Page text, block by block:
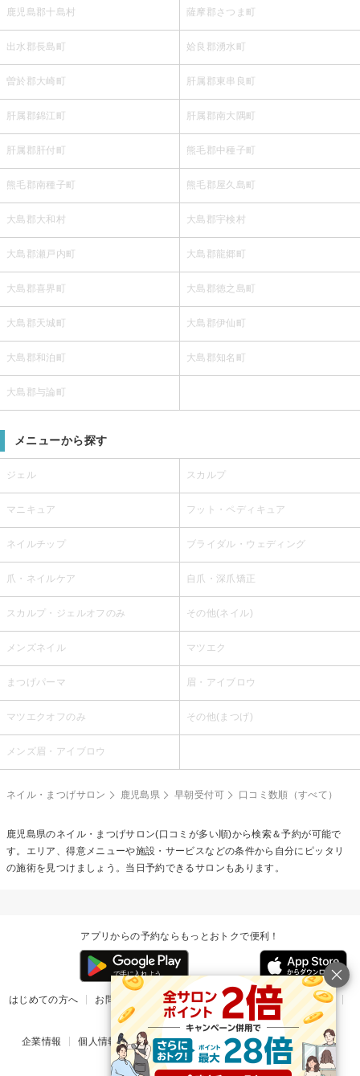
鹿児島郡十島村 薩摩郡さつま町
出水郡長島町 姶良郡湧水町
曽於郡大崎町 肝属郡東串良町
肝属郡錦江町 肝属郡南大隅町
肝属郡肝付町 熊毛郡中種子町
熊毛郡南種子町 熊毛郡屋久島町
大島郡大和村 大島郡宇検村
大島郡瀬戸内町 大島郡龍郷町
大島郡喜界町 大島郡徳之島町
大島郡天城町 大島郡伊仙町
大島郡和泊町 大島郡知名町
大島郡与論町
メニューから探す
ジェル スカルプ
マニキュア フット・ペディキュア
ネイルチップ ブライダル・ウェディング
爪・ネイルケア 自爪・深爪矯正
スカルプ・ジェルオフのみ その他(ネイル)
メンズネイル マツエク
まつげパーマ 眉・アイブロウ
マツエクオフのみ その他(まつげ)
メンズ眉・アイブロウ
ネイル・まつげサロン 鹿児島県 早朝受付可 口コミ数順（すべて）
鹿児島県のネイル・まつげサロン(口コミが多い順)から検索＆予約が可能で
す。エリア、得意メニューや施設・サービスなどの条件から自分にピッタリ
の施術を見つけましょう。当日予約できるサロンもあります。
アプリからの予約ならもっとおトクで便利！
はじめての方へ お問い合わせ ヘルプ リリース情報
利用規約
掲載ご希望のサロン様
企業情報 個人情報保護方針 楽天のサービス一覧 アプリ一覧
© Rakuten Group, Inc.